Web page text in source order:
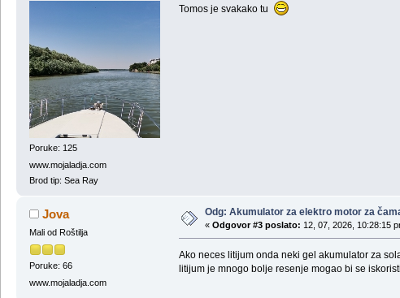
Poruke: 125
www.mojaladja.com
Brod tip: Sea Ray
Tomos je svakako tu
Jova
Mali od Roštilja
Poruke: 66
www.mojaladja.com
Odg: Akumulator za elektro motor za
« Odgovor #3 poslato: 12, 07, 2026, 10:28:15
Ako neces litijum onda neki gel akumulator za
litijum je mnogo bolje resenje mogao bi se